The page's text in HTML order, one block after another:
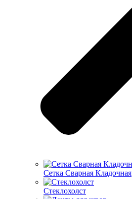
Cетка Сварная Кладочная
Cтеклохолст